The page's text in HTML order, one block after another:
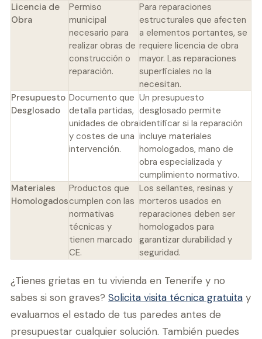
Licencia de
Obra
Permiso
municipal
necesario para
realizar obras de
construcción o
reparación.
Para reparaciones
estructurales que afecten
a elementos portantes, se
requiere licencia de obra
mayor. Las reparaciones
superficiales no la
necesitan.
Presupuesto
Desglosado
Documento que
detalla partidas,
unidades de obra
y costes de una
intervención.
Un presupuesto
desglosado permite
identificar si la reparación
incluye materiales
homologados, mano de
obra especializada y
cumplimiento normativo.
Materiales
Homologados
Productos que
cumplen con las
normativas
técnicas y
tienen marcado
CE.
Los sellantes, resinas y
morteros usados en
reparaciones deben ser
homologados para
garantizar durabilidad y
seguridad.
¿Tienes grietas en tu vivienda en Tenerife y no
sabes si son graves? Solicita visita técnica gratuita y
evaluamos el estado de tus paredes antes de
presupuestar cualquier solución. También puedes